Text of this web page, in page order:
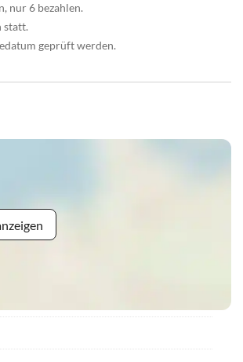
nur 6 bezahlen.
statt.
geprüft werden.